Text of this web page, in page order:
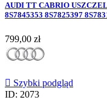
AUDI TT CABRIO
8S7845353 8S7825397
Cena
799,00 zł
 Szybki podgląd
ID: 2073